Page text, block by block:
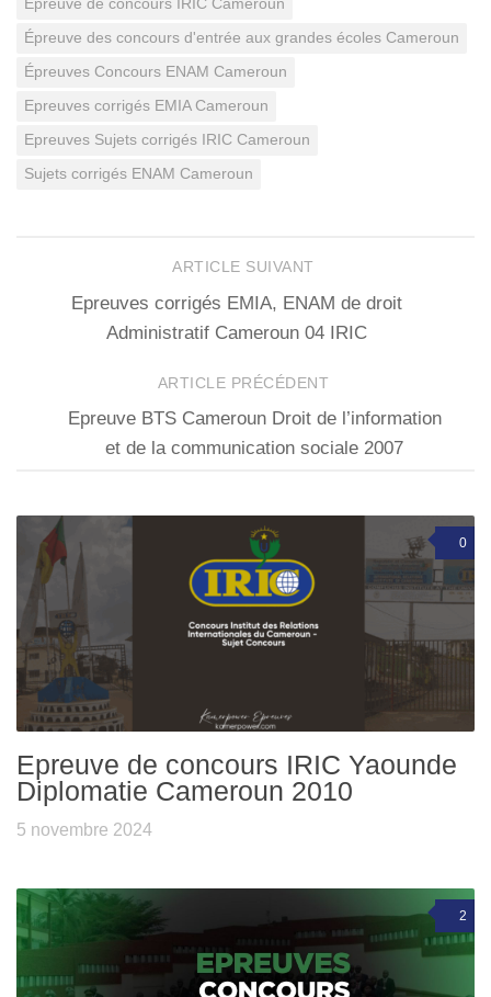
Épreuve de concours IRIC Cameroun
Épreuve des concours d'entrée aux grandes écoles Cameroun
Épreuves Concours ENAM Cameroun
Epreuves corrigés EMIA Cameroun
Epreuves Sujets corrigés IRIC Cameroun
Sujets corrigés ENAM Cameroun
ARTICLE SUIVANT
Epreuves corrigés EMIA, ENAM de droit
Administratif Cameroun 04 IRIC
ARTICLE PRÉCÉDENT
Epreuve BTS Cameroun Droit de l’information
et de la communication sociale 2007
0
Epreuve de concours IRIC Yaounde
Diplomatie Cameroun 2010
5 novembre 2024
2